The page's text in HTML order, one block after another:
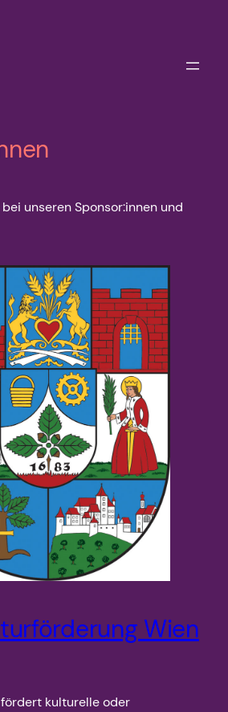
unseren Sponsor:innen und
Wien
fördert kulturelle oder